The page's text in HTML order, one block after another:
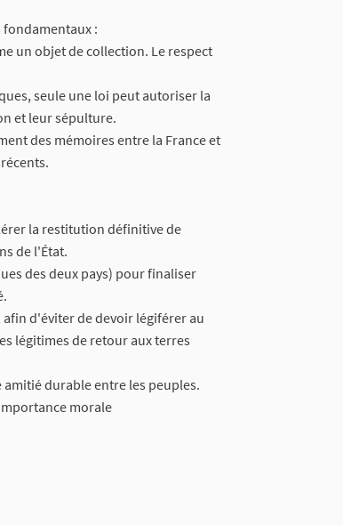
:
un objet de collection. Le respect
seule une loi peut autoriser la
et leur sépulture.
des mémoires entre la France et
la restitution définitive de
de l'État.
des deux pays) pour finaliser
d'éviter de devoir légiférer au
légitimes de retour aux terres
durable entre les peuples.
morale